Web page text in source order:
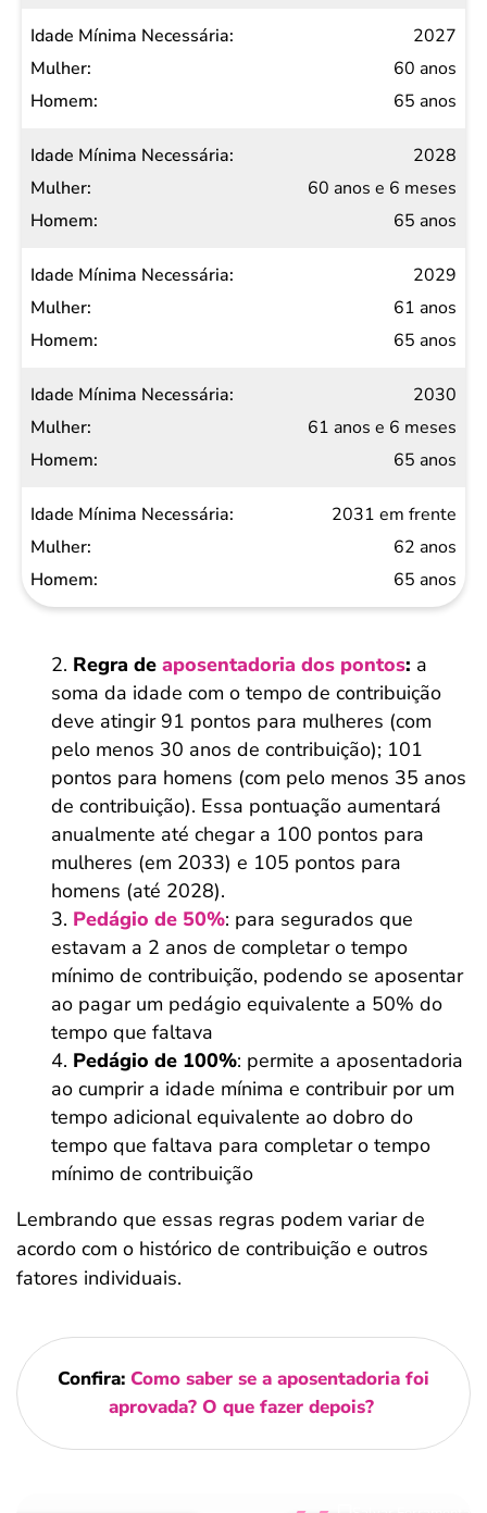
2027
60 anos
65 anos
2028
60 anos e 6 meses
65 anos
2029
61 anos
65 anos
2030
61 anos e 6 meses
65 anos
2031 em frente
62 anos
65 anos
Regra de aposentadoria dos pontos: a
soma da idade com o tempo de contribuição
deve atingir 91 pontos para mulheres (com
pelo menos 30 anos de contribuição); 101
pontos para homens (com pelo menos 35 anos
de contribuição). Essa pontuação aumentará
anualmente até chegar a 100 pontos para
mulheres (em 2033) e 105 pontos para
homens (até 2028).
Pedágio de 50%: para segurados que
estavam a 2 anos de completar o tempo
mínimo de contribuição, podendo se aposentar
ao pagar um pedágio equivalente a 50% do
tempo que faltava
Pedágio de 100%: permite a aposentadoria
ao cumprir a idade mínima e contribuir por um
tempo adicional equivalente ao dobro do
tempo que faltava para completar o tempo
mínimo de contribuição
Lembrando que essas regras podem variar de
acordo com o histórico de contribuição e outros
fatores individuais.
Confira: Como saber se a aposentadoria foi
aprovada? O que fazer depois?